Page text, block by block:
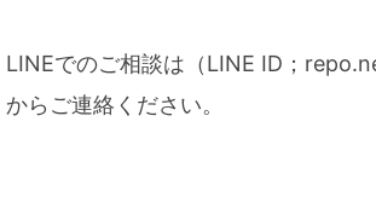
LINEでのご相談は（LINE ID；
からご連絡ください。